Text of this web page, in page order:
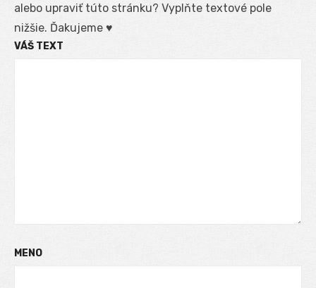
alebo upraviť túto stránku? Vyplňte textové pole
nižšie. Ďakujeme ♥
VÁŠ TEXT
MENO